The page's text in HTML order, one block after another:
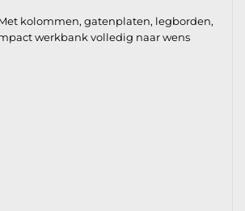
kolommen, gatenplaten, legborden,
werkbank volledig naar wens